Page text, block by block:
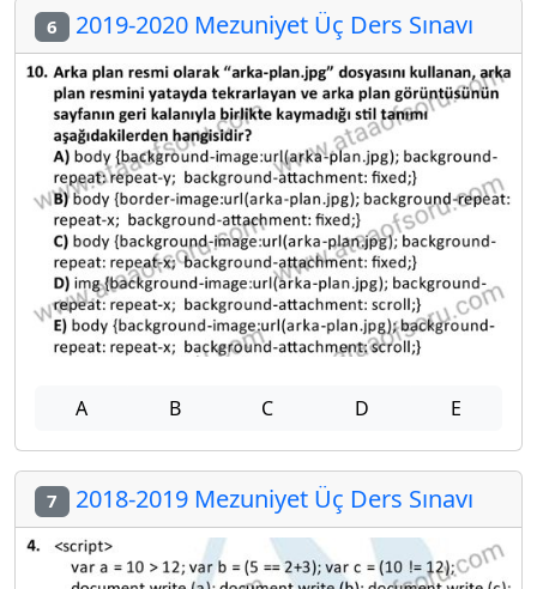
6 2019-2020 Mezuniyet Üç Ders Sınavı
A B C D E
7 2018-2019 Mezuniyet Üç Ders Sınavı